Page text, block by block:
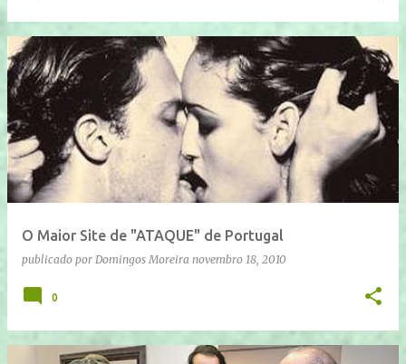
O Maior Site de "ATAQUE" de Portugal
publicado por Domingos Moreira novembro 18, 2010
0